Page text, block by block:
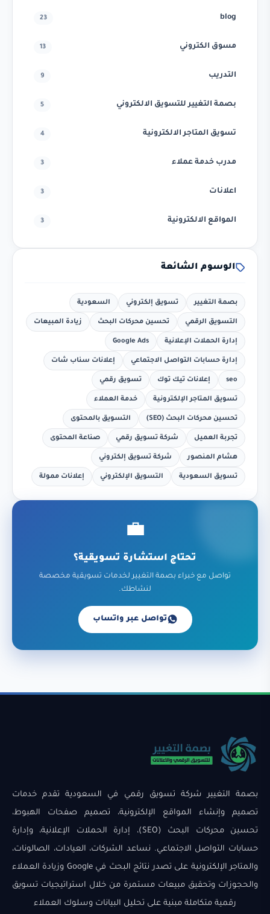
blog
23
مسوق الكتروني 13
التدريب 9
بصمة التغيير للتسويق الالكتروني 5
تسويق المتاجر الالكترونية 4
مدرب خدمة عملاء 3
اعلانات 3
المواقع الالكترونية 3
الوسوم الشائعة
بصمة التغيير تسويق إلكتروني السعودية
التسويق الرقمي تحسين محركات البحث زيادة المبيعات
إدارة الحملات الإعلانية Google Ads
إدارة حسابات التواصل الاجتماعي إعلانات سناب شات
seo إعلانات تيك توك تسويق رقمي
تسويق المتاجر الإلكترونية خدمة العملاء
تحسين محركات البحث (SEO) التسويق بالمحتوى
تجربة العميل شركة تسويق رقمي صناعة المحتوى
هشام المنصور شركة تسويق إلكتروني
تسويق السعودية التسويق الإلكتروني إعلانات ممولة
💼
تحتاج استشارة تسويقية؟
تواصل مع خبراء بصمة التغيير لخدمات تسويقية مخصصة
لنشاطك.
تواصل عبر واتساب
بصمة التغيير شركة تسويق رقمي في السعودية تقدم خدمات
تصميم وإنشاء المواقع الإلكترونية، تصميم صفحات الهبوط،
تحسين محركات البحث (SEO)، إدارة الحملات الإعلانية، وإدارة
حسابات التواصل الاجتماعي. نساعد الشركات، العيادات، الصالونات،
والمتاجر الإلكترونية على تصدر نتائج البحث في Google وزيادة العملاء
والحجوزات وتحقيق مبيعات مستمرة من خلال استراتيجيات تسويق
رقمية متكاملة مبنية على تحليل البيانات وسلوك العملاء